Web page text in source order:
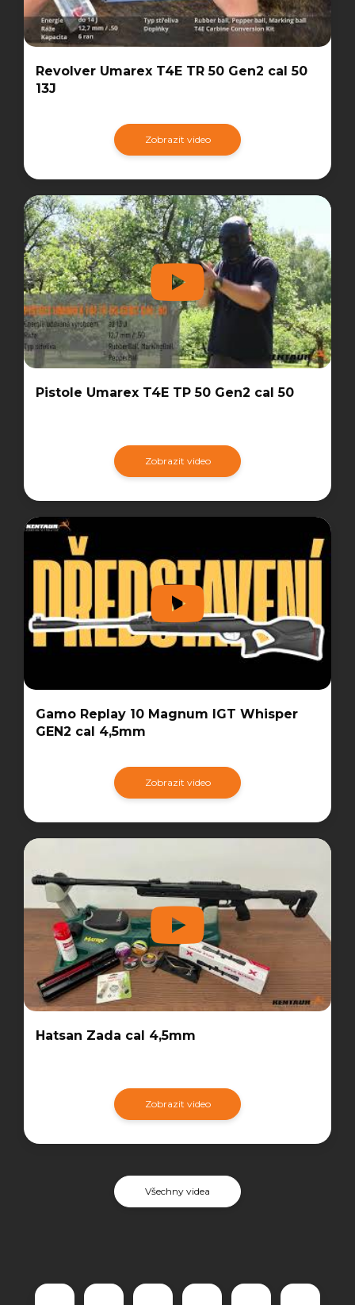
Revolver Umarex T4E TR 50 Gen2 cal 50
13J
Zobrazit video
Pistole Umarex T4E TP 50 Gen2 cal 50
Zobrazit video
Gamo Replay 10 Magnum IGT Whisper
GEN2 cal 4,5mm
Zobrazit video
Hatsan Zada cal 4,5mm
Zobrazit video
Všechny videa